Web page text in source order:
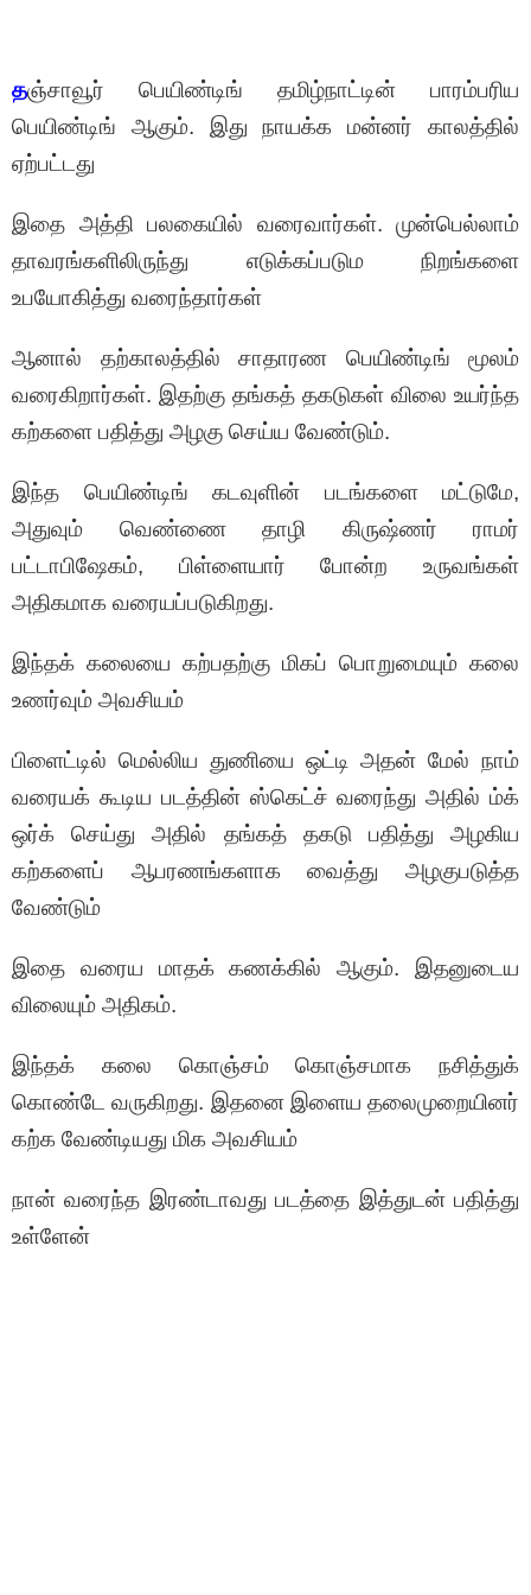
தஞ்சாவூர் பெயிண்டிங் தமிழ்நாட்டின் பாரம்பரிய
பெயிண்டிங் ஆகும். இது நாயக்க மன்னர் காலத்தில்
ஏற்பட்டது
இதை அத்தி பலகையில் வரைவார்கள். முன்பெல்லாம்
தாவரங்களிலிருந்து எடுக்கப்படும நிறங்களை
உபயோகித்து வரைந்தார்கள்
ஆனால் தற்காலத்தில் சாதாரண பெயிண்டிங் மூலம்
வரைகிறார்கள். இதற்கு தங்கத் தகடுகள் விலை உயர்ந்த
கற்களை பதித்து அழகு செய்ய வேண்டும்.
இந்த பெயிண்டிங் கடவுளின் படங்களை மட்டுமே,
அதுவும் வெண்ணை தாழி கிருஷ்ணர் ராமர்
பட்டாபிஷேகம், பிள்ளையார் போன்ற உருவங்கள்
அதிகமாக வரையப்படுகிறது.
இந்தக் கலையை கற்பதற்கு மிகப் பொறுமையும் கலை
உணர்வும் அவசியம்
பிளைட்டில் மெல்லிய துணியை ஒட்டி அதன் மேல் நாம்
வரையக் கூடிய படத்தின் ஸ்கெட்ச் வரைந்து அதில் ம்க்
ஒர்க் செய்து அதில் தங்கத் தகடு பதித்து அழகிய
கற்களைப் ஆபரணங்களாக வைத்து அழகுபடுத்த
வேண்டும்
இதை வரைய மாதக் கணக்கில் ஆகும். இதனுடைய
விலையும் அதிகம்.
இந்தக் கலை கொஞ்சம் கொஞ்சமாக நசித்துக்
கொண்டே வருகிறது. இதனை இளைய தலைமுறையினர்
கற்க வேண்டியது மிக அவசியம்
நான் வரைந்த இரண்டாவது படத்தை இத்துடன் பதித்து
உள்ளேன்